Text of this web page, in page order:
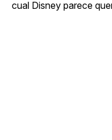
cual Disney parece